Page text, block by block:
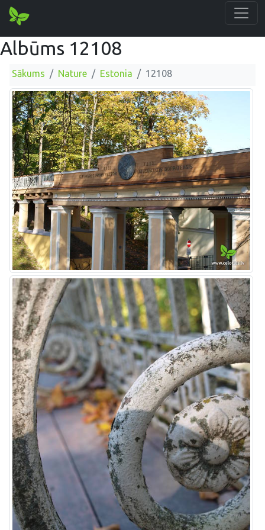
Albūms 12108
Sākums Nature Estonia 12108